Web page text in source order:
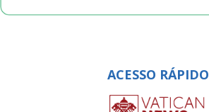
ACESSO RÁPIDO